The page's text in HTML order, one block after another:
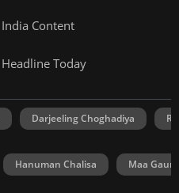
India Content
Headline Today
Darjeeling Choghadiya
Hanuman Chalisa Maa Gauri